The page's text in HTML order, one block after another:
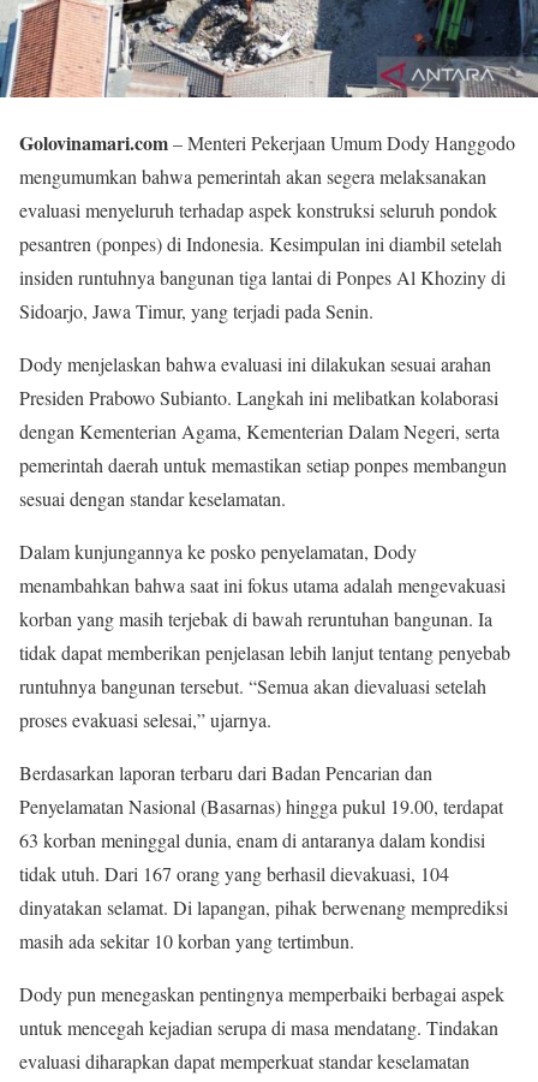
Golovinamari.com– Menteri Pekerjaan Umum Dody Hanggodo
mengumumkan bahwa pemerintah akan segera melaksanakan
evaluasi menyeluruh terhadap aspek konstruksi seluruh pondok
pesantren (ponpes) di Indonesia. Kesimpulan ini diambil setelah
insiden runtuhnya bangunan tiga lantai di Ponpes Al Khoziny di
Sidoarjo, Jawa Timur, yang terjadi pada Senin.
Dody menjelaskan bahwa evaluasi ini dilakukan sesuai arahan
Presiden Prabowo Subianto. Langkah ini melibatkan kolaborasi
dengan Kementerian Agama, Kementerian Dalam Negeri, serta
pemerintah daerah untuk memastikan setiap ponpes membangun
sesuai dengan standar keselamatan.
Dalam kunjungannya ke posko penyelamatan, Dody
menambahkan bahwa saat ini fokus utama adalah mengevakuasi
korban yang masih terjebak di bawah reruntuhan bangunan. Ia
tidak dapat memberikan penjelasan lebih lanjut tentang penyebab
runtuhnya bangunan tersebut. “Semua akan dievaluasi setelah
proses evakuasi selesai,” ujarnya.
Berdasarkan laporan terbaru dari Badan Pencarian dan
Penyelamatan Nasional (Basarnas) hingga pukul 19.00, terdapat
63 korban meninggal dunia, enam di antaranya dalam kondisi
tidak utuh. Dari 167 orang yang berhasil dievakuasi, 104
dinyatakan selamat. Di lapangan, pihak berwenang memprediksi
masih ada sekitar 10 korban yang tertimbun.
Dody pun menegaskan pentingnya memperbaiki berbagai aspek
untuk mencegah kejadian serupa di masa mendatang. Tindakan
evaluasi diharapkan dapat memperkuat standar keselamatan